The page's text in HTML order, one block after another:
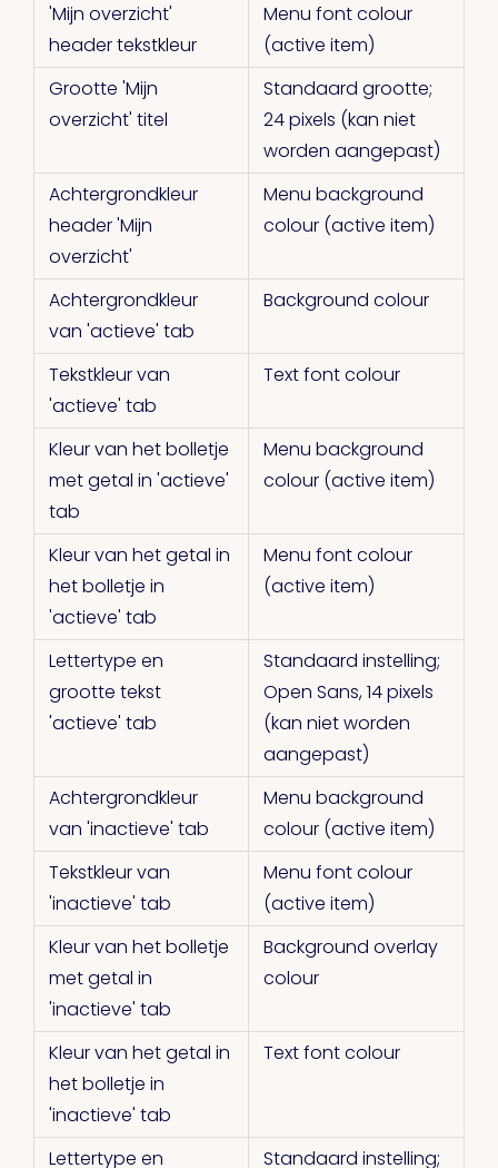
'Mijn overzicht'
header tekstkleur
Menu font colour
(active item)
Grootte 'Mijn
overzicht' titel
Standaard grootte;
24 pixels (kan niet
worden aangepast)
Achtergrondkleur
header 'Mijn
overzicht'
Menu background
colour (active item)
Achtergrondkleur
van 'actieve' tab
Background colour
Tekstkleur van
'actieve' tab
Text font colour
Kleur van het bolletje
met getal in 'actieve'
tab
Menu background
colour (active item)
Kleur van het getal in
het bolletje in
'actieve' tab
Menu font colour
(active item)
Lettertype en
grootte tekst
'actieve' tab
Standaard instelling;
Open Sans, 14 pixels
(kan niet worden
aangepast)
Achtergrondkleur
van 'inactieve' tab
Menu background
colour (active item)
Tekstkleur van
'inactieve' tab
Menu font colour
(active item)
Kleur van het bolletje
met getal in
'inactieve' tab
Background overlay
colour
Kleur van het getal in
het bolletje in
'inactieve' tab
Text font colour
Lettertype en Standaard instelling;